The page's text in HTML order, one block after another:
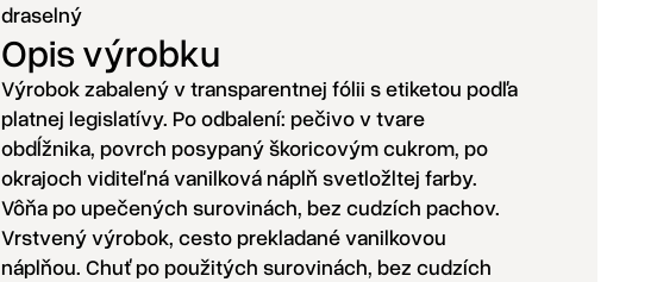
draselný
Opis výrobku
Výrobok zabalený v transparentnej fólii s etiketou podľa
platnej legislatívy. Po odbalení: pečivo v tvare
obdĺžnika, povrch posypaný škoricovým cukrom, po
okrajoch viditeľná vanilková náplň svetložltej farby.
Vôňa po upečených surovinách, bez cudzích pachov.
Vrstvený výrobok, cesto prekladané vanilkovou
náplňou. Chuť po použitých surovinách, bez cudzích